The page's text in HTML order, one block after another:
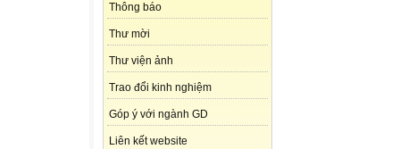
Thông báo
Thư mời
Thư viện ảnh
Trao đổi kinh nghiệm
Góp ý với ngành GD
Liên kết website